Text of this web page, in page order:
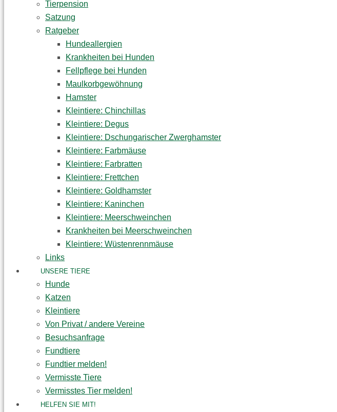
Tierpension
Satzung
Ratgeber
Hundeallergien
Krankheiten bei Hunden
Fellpflege bei Hunden
Maulkorbgewöhnung
Hamster
Kleintiere: Chinchillas
Kleintiere: Degus
Kleintiere: Dschungarischer Zwerghamster
Kleintiere: Farbmäuse
Kleintiere: Farbratten
Kleintiere: Frettchen
Kleintiere: Goldhamster
Kleintiere: Kaninchen
Kleintiere: Meerschweinchen
Krankheiten bei Meerschweinchen
Kleintiere: Wüstenrennmäuse
Links
UNSERE TIERE
Hunde
Katzen
Kleintiere
Von Privat / andere Vereine
Besuchsanfrage
Fundtiere
Fundtier melden!
Vermisste Tiere
Vermisstes Tier melden!
HELFEN SIE MIT!